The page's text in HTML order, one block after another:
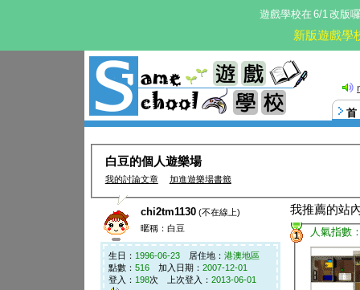
遊戲學校在 6/1改版
新版遊戲學
這
白豆的個人遊樂場
我的討論文章 加進遊樂場書籤
chi2tm1130 (不在線上)
暱稱：白豆
生日： 1996-06-23 居住地： 港澳地區
點數： 516 加入日期： 2007-12-01
登入： 198次 上次登入： 2013-06-01
我推薦的站
1 人氣指數